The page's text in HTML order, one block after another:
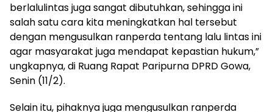
berlalulintas juga sangat dibutuhkan, sehingga ini
salah satu cara kita meningkatkan hal tersebut
dengan mengusulkan ranperda tentang lalu lintas ini
agar masyarakat juga mendapat kepastian hukum,”
ungkapnya, di Ruang Rapat Paripurna DPRD Gowa,
Senin (11/2).
Selain itu, pihaknya juga mengusulkan ranperda